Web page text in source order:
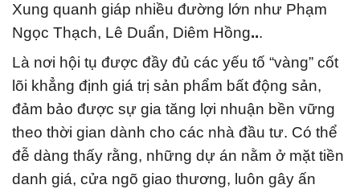
Xung quanh giáp nhiều đường lớn như Phạm
Ngọc Thạch, Lê Duẩn, Diêm Hồng...
Là nơi hội tụ được đầy đủ các yếu tố “vàng” cốt
lõi khẳng định giá trị sản phẩm bất động sản,
đảm bảo được sự gia tăng lợi nhuận bền vững
theo thời gian dành cho các nhà đầu tư. Có thể
đễ dàng thấy rằng, những dự án nằm ở mặt tiền
danh giá, cửa ngõ giao thương, luôn gây ấn